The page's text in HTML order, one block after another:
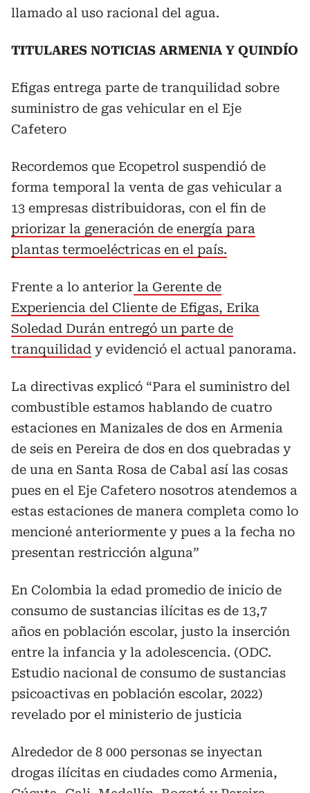
llamado al uso racional del agua.
TITULARES NOTICIAS ARMENIA Y QUINDÍO
Efigas entrega parte de tranquilidad sobre
suministro de gas vehicular en el Eje
Cafetero
Recordemos que Ecopetrol suspendió de
forma temporal la venta de gas vehicular a
13 empresas distribuidoras, con el fin de
priorizar la generación de energía para
plantas termoeléctricas en el país.
Frente a lo anterior la Gerente de
Experiencia del Cliente de Efigas, Erika
Soledad Durán entregó un parte de
tranquilidad y evidenció el actual panorama.
La directivas explicó “Para el suministro del
combustible estamos hablando de cuatro
estaciones en Manizales de dos en Armenia
de seis en Pereira de dos en dos quebradas y
de una en Santa Rosa de Cabal así las cosas
pues en el Eje Cafetero nosotros atendemos a
estas estaciones de manera completa como lo
mencioné anteriormente y pues a la fecha no
presentan restricción alguna”
En Colombia la edad promedio de inicio de
consumo de sustancias ilícitas es de 13,7
años en población escolar, justo la inserción
entre la infancia y la adolescencia. (ODC.
Estudio nacional de consumo de sustancias
psicoactivas en población escolar, 2022)
revelado por el ministerio de justicia
Alrededor de 8 000 personas se inyectan
drogas ilícitas en ciudades como Armenia,